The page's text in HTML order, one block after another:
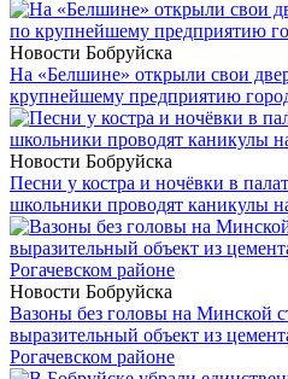
Новости Бобруйска
На «Белшине» открыли свои
крупнейшему предприятию
Новости Бобруйска
Песни у костра и ночёвки в
школьники проводят каникулы
Новости Бобруйска
Вазоны без головы на Минской
выразительный объект из
Рогачевском районе